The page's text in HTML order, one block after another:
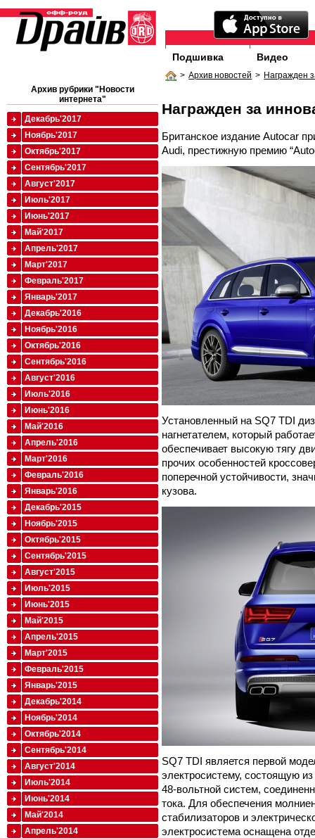
Подшивка Видео
> Архив новостей > Награжден
Награжден за
Британское издание Autocar
Audi, престижную премию
Установленный на SQ7 TDI
нагнетателем, который
обеспечивает высокую тягу
прочих особенностей
поперечной устойчивости,
кузова.
SQ7 TDI является первой
электросистему, состоящую
48-вольтной систем,
тока. Для обеспечения
стабилизаторов и
электросистема оснащена
Архив рубрики "Новости
интернета"
Декабрь'2017
Ноябрь'2017
Октябрь'2017
Сентябрь'2017
Август'2017
Июль'2017
Июнь'2017
Май'2017
Апрель'2017
Март'2017
Февраль'2017
Январь'2017
Декабрь'2016
Ноябрь'2016
Октябрь'2016
Сентябрь'2016
Август'2016
Июль'2016
Июнь'2016
Май'2016
Апрель'2016
Март'2016
Февраль'2016
Январь'2016
Декабрь'2015
Ноябрь'2015
Октябрь'2015
Сентябрь'2015
Август'2015
Июль'2015
Июнь'2015
Май'2015
Апрель'2015
Март'2015
Февраль'2015
Январь'2015
Декабрь'2014
Ноябрь'2014
Октябрь'2014
Сентябрь'2014
Август'2014
Июль'2014
Июнь'2014
Май'2014
Апрель'2014